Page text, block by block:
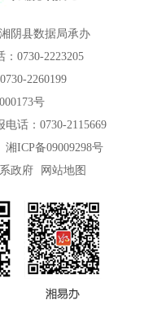
湘阴县数据局承办
0730-2223205
2260199
号
话：0730-2115669
湘ICP备09009298号
政府 网站地图